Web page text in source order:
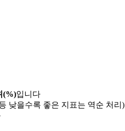
(%)입니다
낮을수록 좋은 지표는 역순 처리)